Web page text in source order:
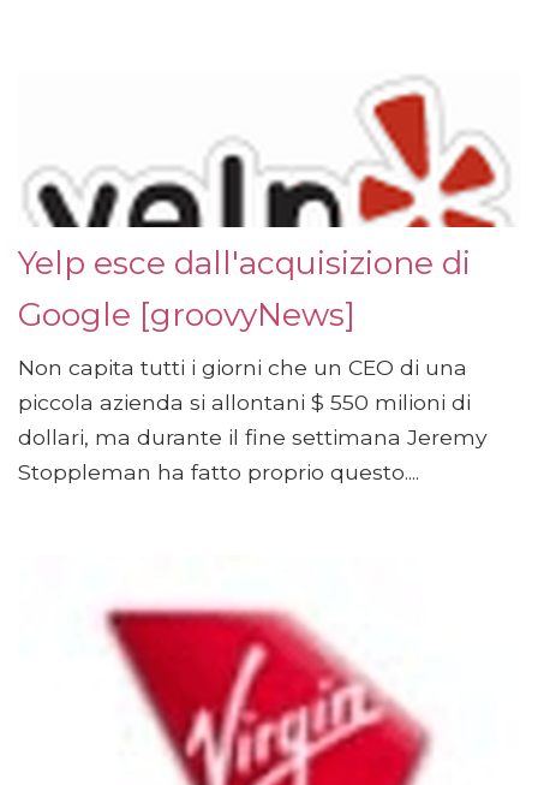
Yelp esce dall'acquisizione di
Google [groovyNews]
Non capita tutti i giorni che un CEO di una
piccola azienda si allontani $ 550 milioni di
dollari, ma durante il fine settimana Jeremy
Stoppleman ha fatto proprio questo....